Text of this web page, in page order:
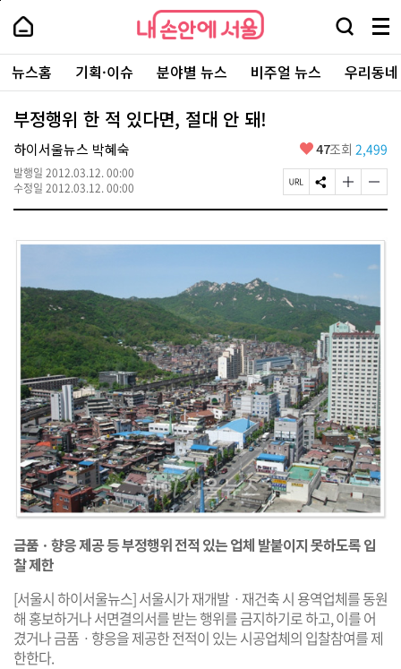
본
로
가
내
손
안
에
서
울
-
서
울
시
대
표
소
포
털
내
손
에
울
검
창
열
기
메
뉴
전
체
보
주
요
서
뉴스홈 기획·이슈 분야별 뉴스 비주얼 뉴스 우리동
부정행위 한 적 있다면, 절대 안 돼!
하이서울뉴스 박혜숙
발행일 2012.03.12. 00:00
수정일 2012.03.12. 00:00
좋
요
47조회 2,499
페
이
R
사
S
N
유
글
자
크
경
하
기
글
자
작
게
하
기
금품ㆍ향응 제공 등 부정행위 전적 있는 업체 발붙이지 못하도록 입
찰 제한
[서울시 하이서울뉴스] 서울시가 재개발ㆍ재건축 시 용역업체를 동원
해 홍보하거나 서면결의서를 받는 행위를 금지하기로 하고, 이를 어
겼거나 금품ㆍ향응을 제공한 전적이 있는 시공업체의 입찰참여를 제
한한다.
페
상
단
로